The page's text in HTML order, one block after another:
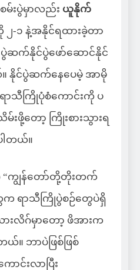
မ်းပွဲမှာလည်း ယူနိုက်
၂-၁ နဲ့အနိုင်ရထားခဲ့တာ
ပွဲဆက်နိုင်ပွဲဖော်ဆောင်နိုင်
နိုင်ပွဲဆက်နေပေမဲ့ အာမို
သီကြိုပုံစံကောင်းကို ပ
းဖို့တော့ ကြိုးစားသွားရ
ါတယ်။
“ကျွန်တော်တို့တိုးတက်
တွေက ရာသီကြိုပွဲစဉ်တွေပဲရှိ
ားလိဂ်မှာတော့ ဖိအားက
ယ်။ ဘာပဲဖြစ်ဖြစ်
ာင်းလာပြီး